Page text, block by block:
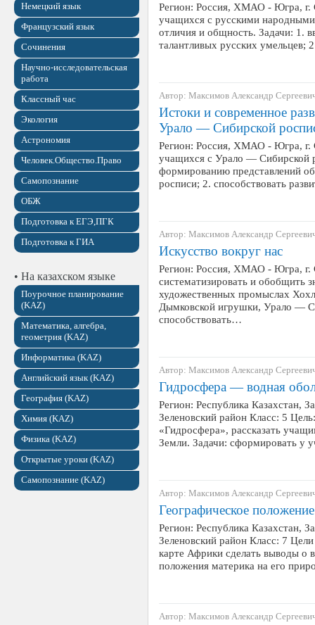
Немецкий язык
Французский язык
Сочинения
Научно-исследовательская
работа
Классный час
Экология
Астрономия
Человек.Общество.Право
Самопознание
ОБЖ
Подготовка к ЕГЭ,ПГК
Подготовка к ГИА
• На казахском языке
Поурочное планирование
(KAZ)
Математика, алгебра,
геометрия (KAZ)
Информатика (KAZ)
Английский язык (KAZ)
География (KAZ)
Химия (KAZ)
Физика (KAZ)
Открытые уроки (KAZ)
Самопознание (KAZ)
Регион: Россия, ХМАО - Югра, г.
учащихся с русскими
отличия и общность. Задачи: 1.
талантливых русских умельцев;
Автор: Максимов Александр
Истоки и современное
Урало — Сибирской
Регион: Россия, ХМАО - Югра, г.
учащихся с Урало — Сибирской
формированию представлений
росписи; 2. способствовать
Автор: Максимов Александр
Искусство вокруг нас
Регион: Россия, ХМАО - Югра, г.
систематизировать и обобщить
художественных промыслах
Дымковской игрушки, Урало —
способствовать…
Автор: Максимов Александр
Гидросфера — водная
Регион: Республика Казахстан,
Зеленовский район Класс: 5
«Гидросфера», рассказать
Земли. Задачи: сформировать у
Автор: Максимов Александр
Географическое
Регион: Республика Казахстан,
Зеленовский район Класс: 7
карте Африки сделать выводы о
положения материка на его
Автор: Максимов Александр